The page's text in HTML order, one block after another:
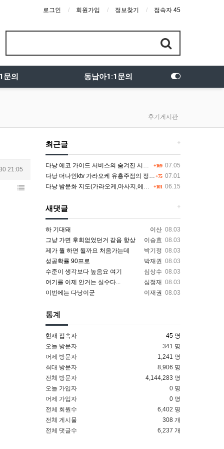
로그인 회원가입 정보찾기 접속자 45
문의 동남아1:1문의
후기게시판
21:05
+
최근글
+169 07.05
다낭 에코 가이드 서비스의 숨겨진 시스템과 다채로운 인력 풀의 진실
+75 07.01
다낭 더나인ktv 가라오케 유흥주점의 정석을 찾고 있다면 여기
+101 06.15
다낭 밤문화 지도(가라오케,마사지,에코걸,토킹바,클럽) 유흥별 가격 및 후기공유
+
새댓글
이산 08.03
하 기대돼
이승효 08.03
그냥 가면 후회없었던거 같음 항상
박기정 08.03
제가 뭘 하면 될까요 처음가는데
박재권 08.03
성공확률 90프로
심상수 08.03
수준이 생각보다 높음요 여기
심정재 08.03
여기를 이제 안거는 실수다...
이재권 08.03
이번에는 다낭이군
통계
현재 접속자
45 명
오늘 방문자
341 명
어제 방문자
1,241 명
최대 방문자
8,906 명
전체 방문자
4,144,283 명
오늘 가입자
0 명
어제 가입자
0 명
전체 회원수
6,402 명
전체 게시물
308 개
전체 댓글수
6,237 개